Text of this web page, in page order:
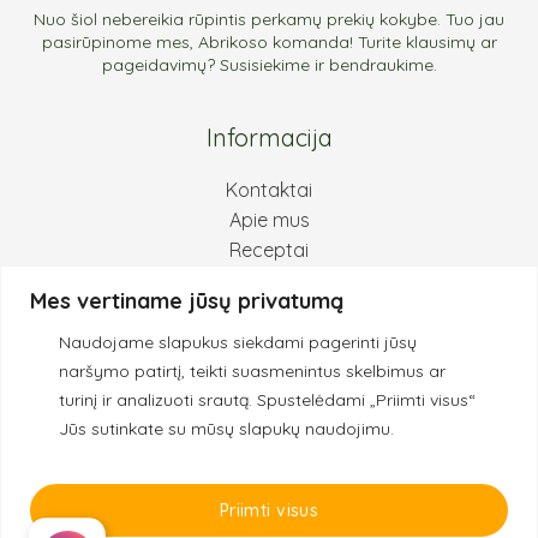
Mes vertiname jūsų privatumą
Naudojame slapukus siekdami pagerinti jūsų
naršymo patirtį, teikti suasmenintus skelbimus ar
turinį ir analizuoti srautą. Spustelėdami „Priimti visus“
Jūs sutinkate su mūsų slapukų naudojimu.
Priimti visus
Nuo šiol nebereikia rūpintis perkamų prekių kokybe. Tuo jau
pasirūpinome mes, Abrikoso komanda! Turite klausimų ar
pageidavimų? Susisiekime ir bendraukime.
Informacija
Kontaktai
Apie mus
Receptai
Kokybės principai
© 2022 Abrikosas.eu
Visos teisės saugomos